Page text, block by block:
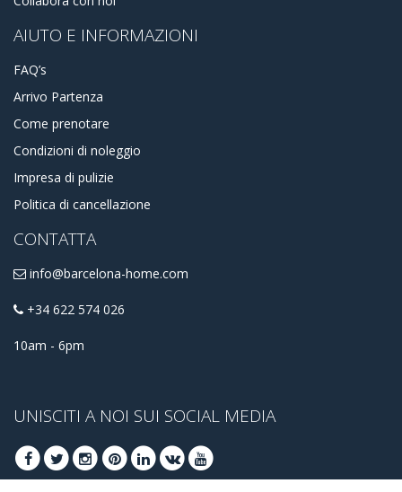
appartamenti a Ciutat Vella da proporvi. Dai monolocali ai
costosi. Puoi sempre contattarci, per ricevere consigli su
appartamenti in affitto a Ciutat Vella.
AIUTO E INFORMAZIONI
FAQ’s
Arrivo Partenza
Come prenotare
Condizioni di noleggio
Impresa di pulizie
Politica di cancellazione
CONTATTA
info@barcelona-home.com
+34 622 574 026
10am - 6pm
UNISCITI A NOI SUI SOCIAL MEDIA